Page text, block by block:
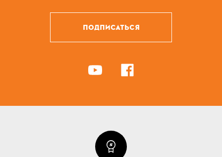
ПОДПИСАТЬСЯ